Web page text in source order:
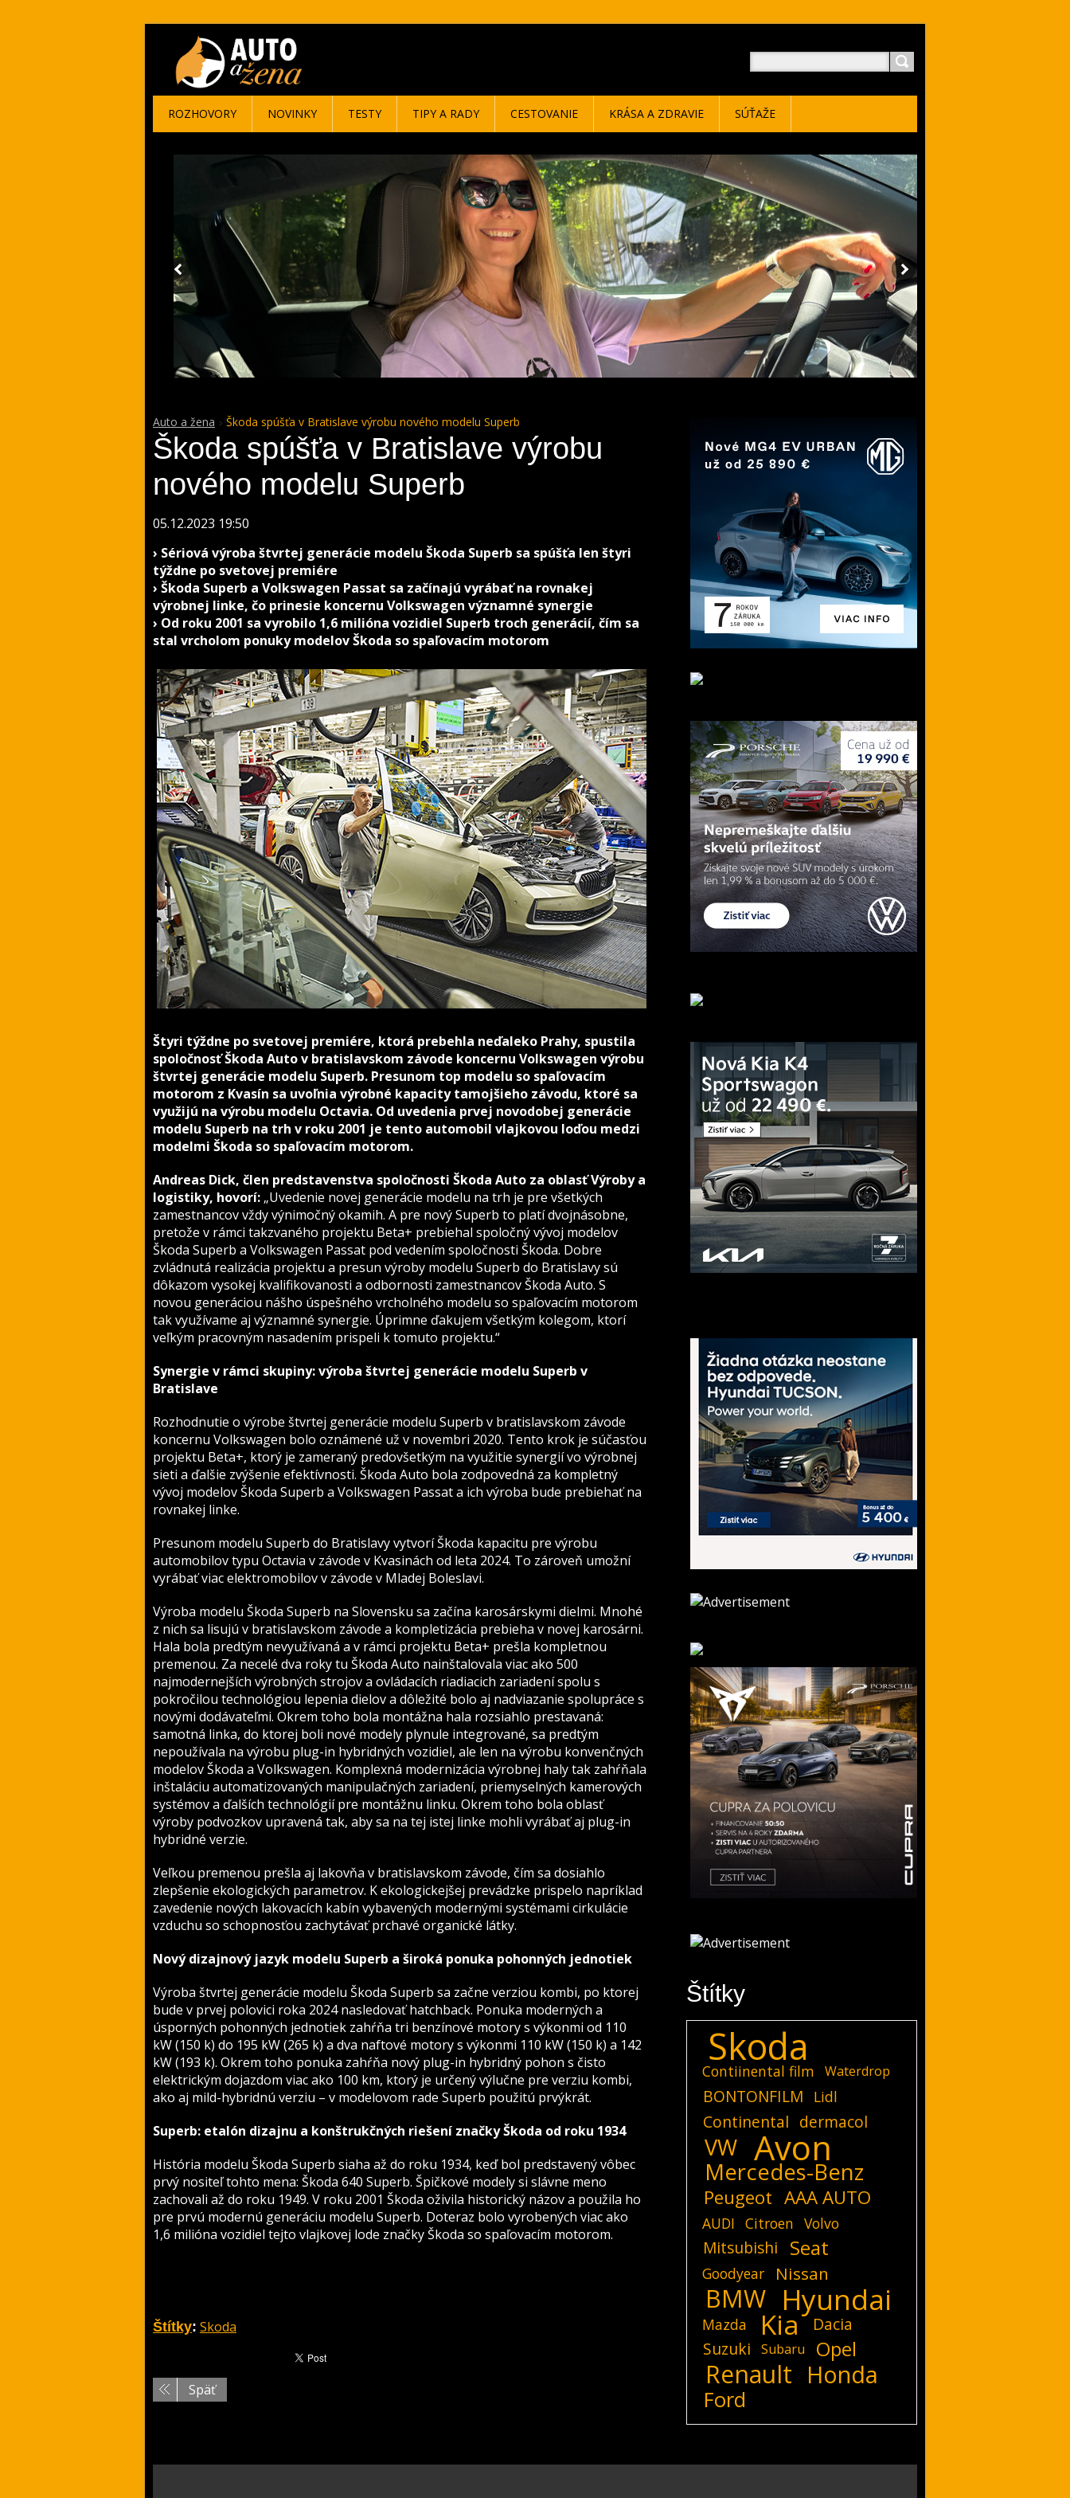
Auto a žena Škoda spúšťa v Bratislave výrobu nového modelu Superb
Škoda spúšťa v Bratislave výrobu
nového modelu Superb
05.12.2023 19:50
› Sériová výroba štvrtej generácie modelu Škoda Superb sa spúšťa len štyri
týždne po svetovej premiére
› Škoda Superb a Volkswagen Passat sa začínajú vyrábať na rovnakej
výrobnej linke, čo prinesie koncernu Volkswagen významné synergie
› Od roku 2001 sa vyrobilo 1,6 milióna vozidiel Superb troch generácií, čím sa
stal vrcholom ponuky modelov Škoda so spaľovacím motorom
Štyri týždne po svetovej premiére, ktorá prebehla neďaleko Prahy, spustila
spoločnosť Škoda Auto v bratislavskom závode koncernu Volkswagen výrobu
štvrtej generácie modelu Superb. Presunom top modelu so spaľovacím
motorom z Kvasín sa uvoľnia výrobné kapacity tamojšieho závodu, ktoré sa
využijú na výrobu modelu Octavia. Od uvedenia prvej novodobej generácie
modelu Superb na trh v roku 2001 je tento automobil vlajkovou loďou medzi
modelmi Škoda so spaľovacím motorom.
Andreas Dick, člen predstavenstva spoločnosti Škoda Auto za oblasť Výroby a
logistiky, hovorí: „Uvedenie novej generácie modelu na trh je pre všetkých
zamestnancov vždy výnimočný okamih. A pre nový Superb to platí dvojnásobne,
pretože v rámci takzvaného projektu Beta+ prebiehal spoločný vývoj modelov
Škoda Superb a Volkswagen Passat pod vedením spoločnosti Škoda. Dobre
zvládnutá realizácia projektu a presun výroby modelu Superb do Bratislavy sú
dôkazom vysokej kvalifikovanosti a odbornosti zamestnancov Škoda Auto. S
novou generáciou nášho úspešného vrcholného modelu so spaľovacím motorom
tak využívame aj významné synergie. Úprimne ďakujem všetkým kolegom, ktorí
veľkým pracovným nasadením prispeli k tomuto projektu.“
Synergie v rámci skupiny: výroba štvrtej generácie modelu Superb v
Bratislave
Rozhodnutie o výrobe štvrtej generácie modelu Superb v bratislavskom závode
koncernu Volkswagen bolo oznámené už v novembri 2020. Tento krok je súčasťou
projektu Beta+, ktorý je zameraný predovšetkým na využitie synergií vo výrobnej
sieti a ďalšie zvýšenie efektívnosti. Škoda Auto bola zodpovedná za kompletný
vývoj modelov Škoda Superb a Volkswagen Passat a ich výroba bude prebiehať na
rovnakej linke.
Presunom modelu Superb do Bratislavy vytvorí Škoda kapacitu pre výrobu
automobilov typu Octavia v závode v Kvasinách od leta 2024. To zároveň umožní
vyrábať viac elektromobilov v závode v Mladej Boleslavi.
Výroba modelu Škoda Superb na Slovensku sa začína karosárskymi dielmi. Mnohé
z nich sa lisujú v bratislavskom závode a kompletizácia prebieha v novej karosárni.
Hala bola predtým nevyužívaná a v rámci projektu Beta+ prešla kompletnou
premenou. Za necelé dva roky tu Škoda Auto nainštalovala viac ako 500
najmodernejších výrobných strojov a ovládacích riadiacich zariadení spolu s
pokročilou technológiou lepenia dielov a dôležité bolo aj nadviazanie spolupráce s
novými dodávateľmi. Okrem toho bola montážna hala rozsiahlo prestavaná:
samotná linka, do ktorej boli nové modely plynule integrované, sa predtým
nepoužívala na výrobu plug-in hybridných vozidiel, ale len na výrobu konvenčných
modelov Škoda a Volkswagen. Komplexná modernizácia výrobnej haly tak zahŕňala
inštaláciu automatizovaných manipulačných zariadení, priemyselných kamerových
systémov a ďalších technológií pre montážnu linku. Okrem toho bola oblasť
výroby podvozkov upravená tak, aby sa na tej istej linke mohli vyrábať aj plug-in
hybridné verzie.
Veľkou premenou prešla aj lakovňa v bratislavskom závode, čím sa dosiahlo
zlepšenie ekologických parametrov. K ekologickejšej prevádzke prispelo napríklad
zavedenie nových lakovacích kabín vybavených modernými systémami cirkulácie
vzduchu so schopnosťou zachytávať prchavé organické látky.
Nový dizajnový jazyk modelu Superb a široká ponuka pohonných jednotiek
Výroba štvrtej generácie modelu Škoda Superb sa začne verziou kombi, po ktorej
bude v prvej polovici roka 2024 nasledovať hatchback. Ponuka moderných a
úsporných pohonných jednotiek zahŕňa tri benzínové motory s výkonmi od 110
kW (150 k) do 195 kW (265 k) a dva naftové motory s výkonmi 110 kW (150 k) a 142
kW (193 k). Okrem toho ponuka zahŕňa nový plug-in hybridný pohon s čisto
elektrickým dojazdom viac ako 100 km, ktorý je určený výlučne pre verziu kombi,
ako aj mild-hybridnú verziu – v modelovom rade Superb použitú prvýkrát.
Superb: etalón dizajnu a konštrukčných riešení značky Škoda od roku 1934
História modelu Škoda Superb siaha až do roku 1934, keď bol predstavený vôbec
prvý nositeľ tohto mena: Škoda 640 Superb. Špičkové modely si slávne meno
zachovali až do roku 1949. V roku 2001 Škoda oživila historický názov a použila ho
pre prvú modernú generáciu modelu Superb. Doteraz bolo vyrobených viac ako
1,6 milióna vozidiel tejto vlajkovej lode značky Škoda so spaľovacím motorom.
Štítky: Skoda
Späť
Štítky
Skoda
Contiinental film Waterdrop
BONTONFILM Lidl
Continental dermacol
VW Avon
Mercedes-Benz
Peugeot AAA AUTO
AUDI Citroen Volvo
Mitsubishi Seat
Goodyear Nissan
BMW Hyundai
Mazda Kia
Dacia
Suzuki
Subaru Opel
Renault Honda
Ford
ROZHOVORY NOVINKY TESTY TIPY A RADY CESTOVANIE KRÁSA A ZDRAVIE SÚŤAŽE